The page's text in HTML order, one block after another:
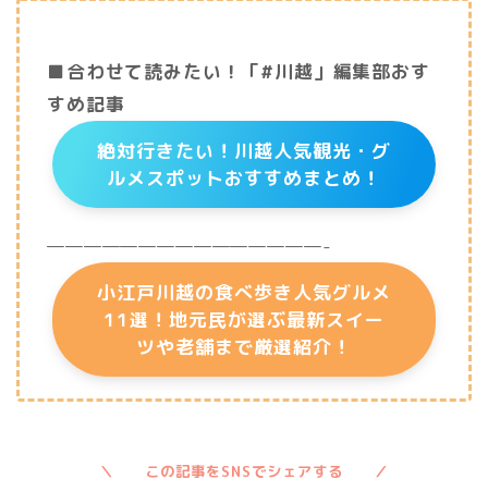
■合わせて読みたい！「#川越」編集部おす
すめ記事
絶対行きたい！川越人気観光・グ
ルメスポットおすすめまとめ！
———————————————-
小江戸川越の食べ歩き人気グルメ
11選！地元民が選ぶ最新スイー
ツや老舗まで厳選紹介！